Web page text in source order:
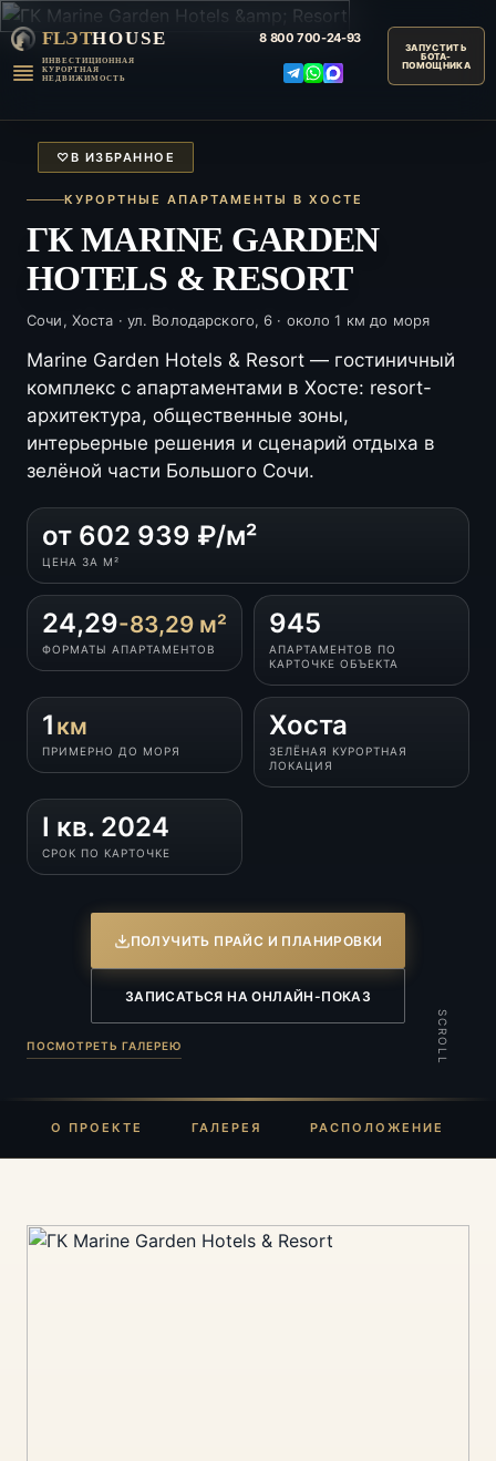
FLЭTHOUSE
ИНВЕСТИЦИОННАЯ
КУРОРТНАЯ
НЕДВИЖИМОСТЬ
8 800 700-24-93
SCROLL
♡В ИЗБРАННОЕ
КУРОРТНЫЕ АПАРТАМЕНТЫ В ХОСТЕ
ГК MARINE GARDEN
HOTELS & RESORT
Сочи, Хоста · ул. Володарского, 6 · около 1 км до моря
Marine Garden Hotels & Resort — гостиничный
комплекс с апартаментами в Хосте: resort-
архитектура, общественные зоны,
интерьерные решения и сценарий отдыха в
зелёной части Большого Сочи.
от 602 939 ₽/м²
ЦЕНА ЗА М²
24,29-83,29 м²
ФОРМАТЫ АПАРТАМЕНТОВ
945
АПАРТАМЕНТОВ ПО
КАРТОЧКЕ ОБЪЕКТА
1 км
ПРИМЕРНО ДО МОРЯ
Хоста
ЗЕЛЁНАЯ КУРОРТНАЯ
ЛОКАЦИЯ
I кв. 2024
СРОК ПО КАРТОЧКЕ
ПОЛУЧИТЬ ПРАЙС И ПЛАНИРОВКИ
ЗАПИСАТЬСЯ НА ОНЛАЙН-ПОКАЗ
ПОСМОТРЕТЬ ГАЛЕРЕЮ
О ПРОЕКТЕ ГАЛЕРЕЯ РАСПОЛОЖЕНИЕ